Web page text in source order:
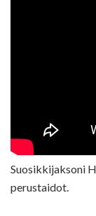
Suosikkijaksoni
perustaidot.